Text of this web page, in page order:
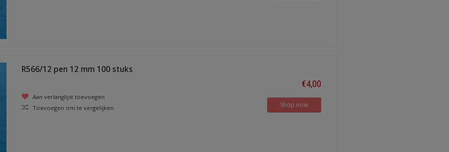
R566/12 pen 12 mm 100 stuks
Aan verlanglijst toevoegen
Toevoegen om te vergelijken
€4,00
Shop now